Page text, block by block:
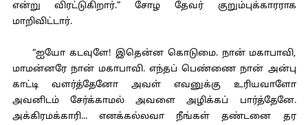
என்று விரட்டுகிறார்.” சோழ தேவர் குறும்புக்காரராக
மாறிவிட்டார்.
“ஐயோ கடவுளே! இதென்ன கொடுமை. நான் மகாபாவி,
மாமன்னரே நான் மகாபாவி. எந்தப் பெண்ணை நான் அன்பு
காட்டி வளர்த்தேனோ அவள் எவனுக்கு உரியவாளோ
அவனிடம் சேர்க்காமல் அவளை அழிக்கப் பார்த்தேனே.
அக்கிரமக்காரி... எனக்கல்லவா நீங்கள் தண்டனை தர